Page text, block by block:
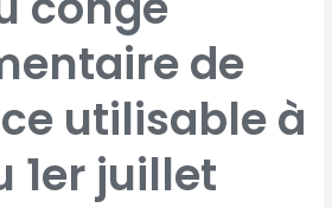
de
utilisable à
1er juillet